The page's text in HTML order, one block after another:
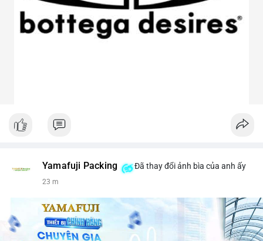
Yamafuji Packing Đã thay đổi ảnh bìa của anh ấy
23 m